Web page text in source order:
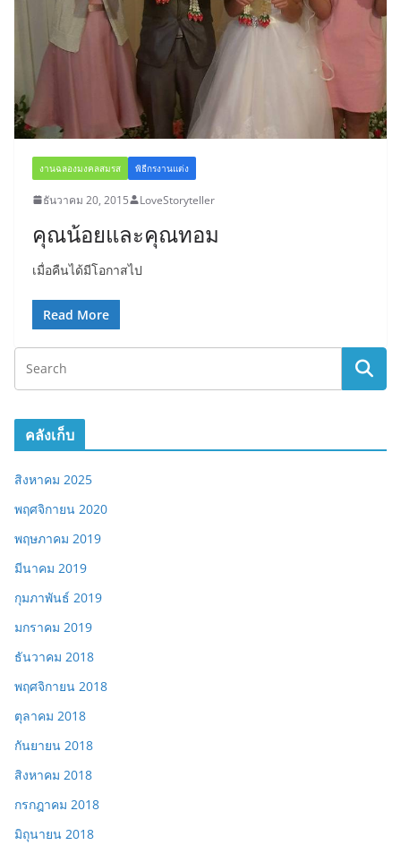
งานฉลองมงคลสมรส พิธีกรงานแต่ง
ธันวาคม 20, 2015 LoveStoryteller
คุณน้อยและคุณทอม
เมื่อคืนได้มีโอกาสไป
Read More
คลังเก็บ
สิงหาคม 2025
พฤศจิกายน 2020
พฤษภาคม 2019
มีนาคม 2019
กุมภาพันธ์ 2019
มกราคม 2019
ธันวาคม 2018
พฤศจิกายน 2018
ตุลาคม 2018
กันยายน 2018
สิงหาคม 2018
กรกฎาคม 2018
มิถุนายน 2018